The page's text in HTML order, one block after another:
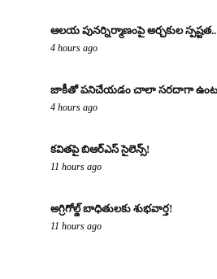
ఆలయ పునర్నిర్మాణంపై అర్చకుల
4 hours ago
జాకీతో పనిచేయడం చాలా సరదాగా
4 hours ago
కవితపై బిఆర్ఎస్ సైలెన్స్!
11 hours ago
అగ్రిగోల్డ్ బాధితులకు శుభవార్త!
11 hours ago